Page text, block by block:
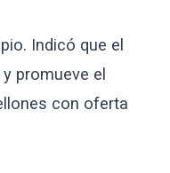
Indicó que el
promueve el
con oferta